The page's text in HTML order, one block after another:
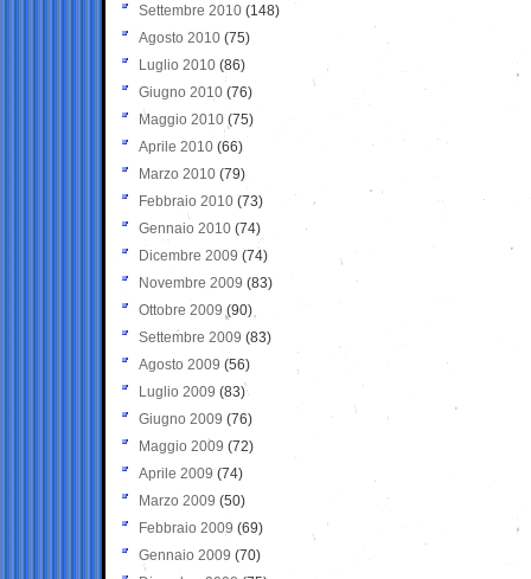
Settembre 2010 (148)
Agosto 2010 (75)
Luglio 2010 (86)
Giugno 2010 (76)
Maggio 2010 (75)
Aprile 2010 (66)
Marzo 2010 (79)
Febbraio 2010 (73)
Gennaio 2010 (74)
Dicembre 2009 (74)
Novembre 2009 (83)
Ottobre 2009 (90)
Settembre 2009 (83)
Agosto 2009 (56)
Luglio 2009 (83)
Giugno 2009 (76)
Maggio 2009 (72)
Aprile 2009 (74)
Marzo 2009 (50)
Febbraio 2009 (69)
Gennaio 2009 (70)